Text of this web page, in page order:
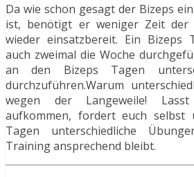
Da wie schon gesagt der Bizeps
ist, benötigt er weniger Zeit der
wieder einsatzbereit. Ein Bizeps
auch zweimal die Woche
an den Bizeps Tagen
durchzuführen.Warum
wegen der Langeweile!
aufkommen, fordert euch selbst
Tagen unterschiedliche
Training ansprechend bleibt.